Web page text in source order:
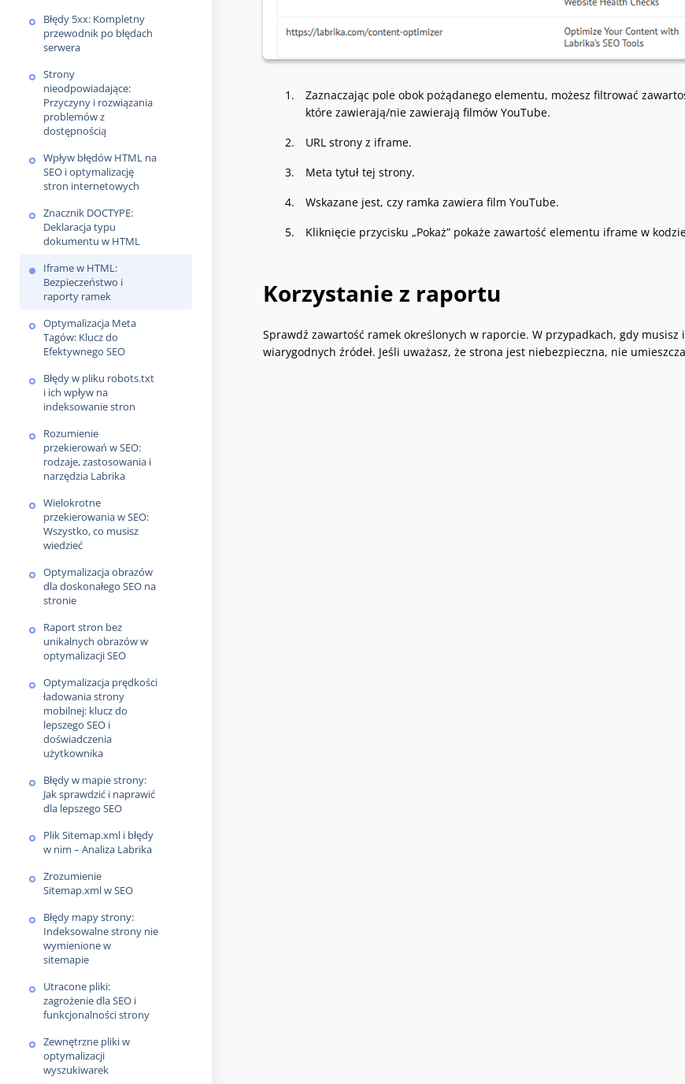
Błędy 5xx: Kompletny
przewodnik po błędach
serwera
Strony
nieodpowiadające:
Przyczyny i rozwiązania
problemów z
dostępnością
Wpływ błędów HTML na
SEO i optymalizację
stron internetowych
Znacznik DOCTYPE:
Deklaracja typu
dokumentu w HTML
Iframe w HTML:
Bezpieczeństwo i
raporty ramek
Optymalizacja Meta
Tagów: Klucz do
Efektywnego SEO
Błędy w pliku robots.txt
i ich wpływ na
indeksowanie stron
Rozumienie
przekierowań w SEO:
rodzaje, zastosowania i
narzędzia Labrika
Wielokrotne
przekierowania w SEO:
Wszystko, co musisz
wiedzieć
Optymalizacja obrazów
dla doskonałego SEO na
stronie
Raport stron bez
unikalnych obrazów w
optymalizacji SEO
Optymalizacja prędkości
ładowania strony
mobilnej: klucz do
lepszego SEO i
doświadczenia
użytkownika
Błędy w mapie strony:
Jak sprawdzić i naprawić
dla lepszego SEO
Plik Sitemap.xml i błędy
w nim – Analiza Labrika
Zrozumienie
Sitemap.xml w SEO
Błędy mapy strony:
Indeksowalne strony nie
wymienione w
sitemapie
Utracone pliki:
zagrożenie dla SEO i
funkcjonalności strony
Zewnętrzne pliki w
optymalizacji
wyszukiwarek
Zaznaczając pole obok pożądanego elementu, możesz filtrować
które zawierają/nie zawierają filmów YouTube.
URL strony z iframe.
Meta tytuł tej strony.
Wskazane jest, czy ramka zawiera film YouTube.
Kliknięcie przycisku „Pokaż” pokaże zawartość elementu iframe w
Korzystanie z raportu
Sprawdź zawartość ramek określonych w raporcie. W przypadkach, gdy
wiarygodnych źródeł. Jeśli uważasz, że strona jest niebezpieczna, nie